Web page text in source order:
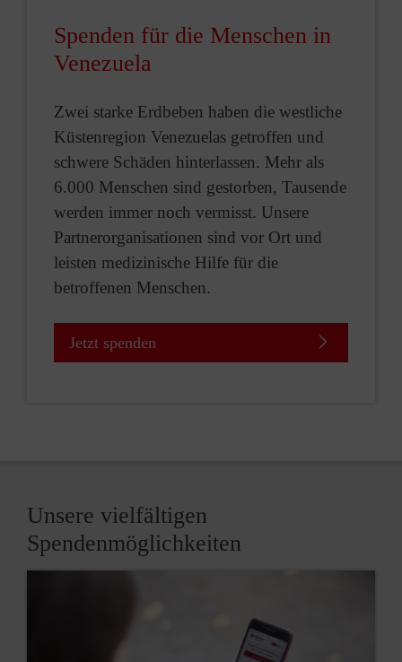
Spenden für die Menschen in
Venezuela
Zwei starke Erdbeben haben die westliche
Küstenregion Venezuelas getroffen und
schwere Schäden hinterlassen. Mehr als
6.000 Menschen sind gestorben, Tausende
werden immer noch vermisst. Unsere
Partnerorganisationen sind vor Ort und
leisten medizinische Hilfe für die
betroffenen Menschen.
Jetzt spenden
Unsere vielfältigen
Spendenmöglichkeiten